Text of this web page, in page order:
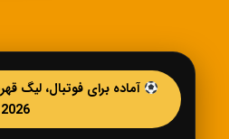
آماده برای فوتبال، لیگ
2026